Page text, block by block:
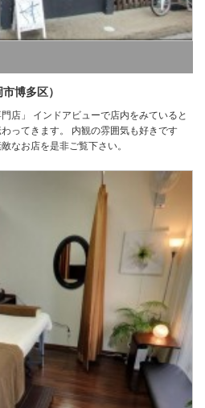
博多区）
店」 インドアビューで店内をみていると
ってきます。 内観の雰囲気も好きです
なお店を是非ご覧下さい。